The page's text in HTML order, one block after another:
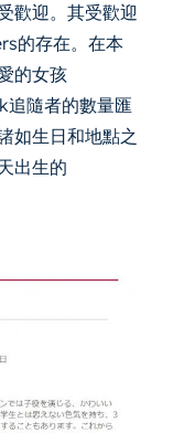
歡迎。其受歡迎
的存在。在本
的女孩
追隨者的數量匯
如生日和地點之
出生的